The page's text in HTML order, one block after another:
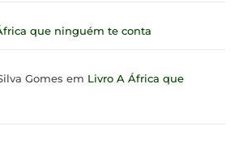
que ninguém te conta
Gomes em Livro A África que